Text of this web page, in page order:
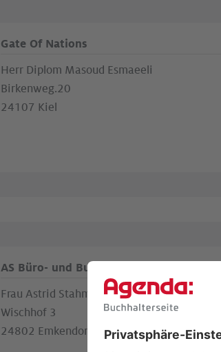
Gate Of Nations
Herr Diplom Masoud Esmaeeli
Birkenweg.20
24107 Kiel
AS Büro- und Buchführungsservice
Frau Astrid Stahmer
Wischhof 3
24802 Emkendorf